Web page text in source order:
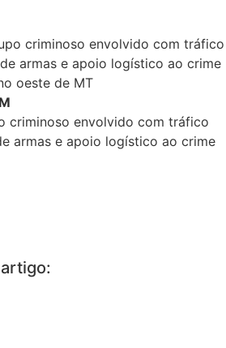
criminoso envolvido com tráfico
armas e apoio logístico ao crime